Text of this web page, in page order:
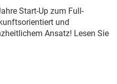
Start-Up zum Full-
und
Ansatz! Lesen Sie